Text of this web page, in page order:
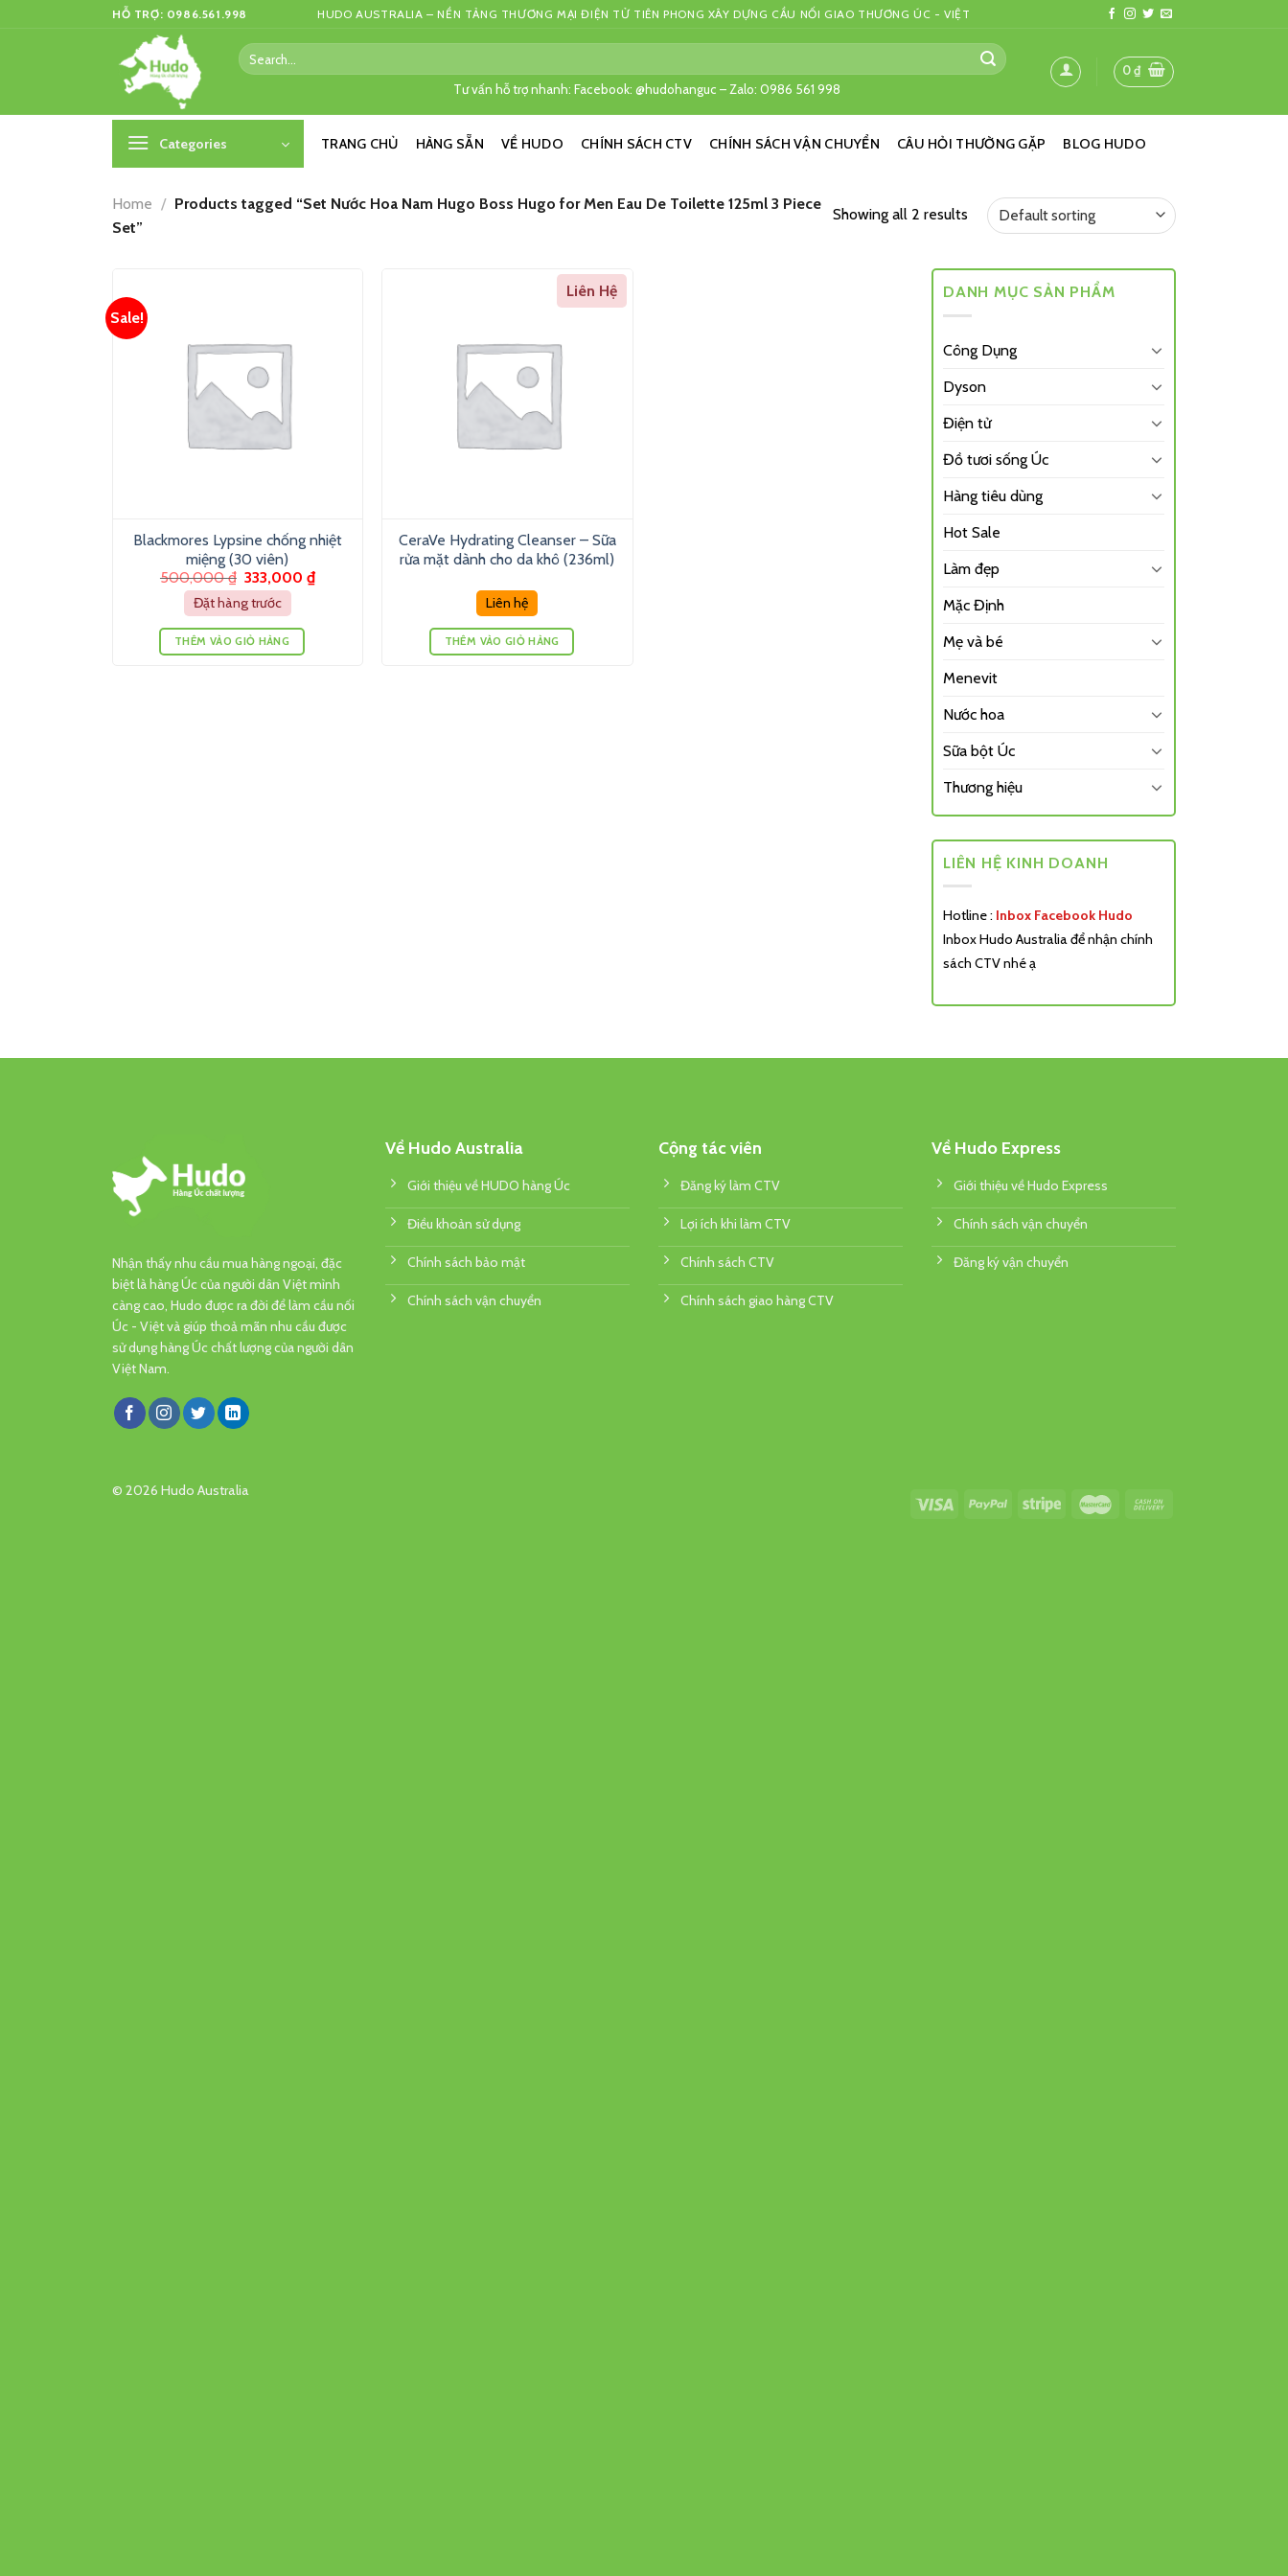
HỖ TRỢ: 0986.561.998 HUDO AUSTRALIA – NỀN TẢNG THƯƠNG MẠI ĐIỆN TỬ TIÊN PHONG XÂY DỰNG CẦU NỐI GIAO THƯƠNG ÚC - VIỆT
Search
for:
Tư vấn hỗ trợ nhanh: Facebook: @hudohanguc – Zalo: 0986 561 998
0₫
Categories TRANG CHỦ HÀNG SẴN VỀ HUDO CHÍNH SÁCH CTV CHÍNH SÁCH VẬN CHUYỂN CÂU HỎI THƯỜNG GẶP BLOG HUDO
Home / Products tagged “Set Nước Hoa Nam Hugo Boss Hugo for Men Eau De Toilette 125ml 3 Piece
Set”
Showing all 2 results
Sale!
Blackmores Lypsine chống nhiệt
miệng (30 viên)
500,000₫ 333,000 ₫
Đặt hàng trước
THÊM VÀO GIỎ HÀNG
Liên Hệ
CeraVe Hydrating Cleanser – Sữa
rửa mặt dành cho da khô (236ml)
Liên hệ
THÊM VÀO GIỎ HÀNG
DANH MỤC SẢN PHẨM
Công Dụng
Dyson
Điện tử
Đồ tươi sống Úc
Hàng tiêu dùng
Hot Sale
Làm đẹp
Mặc Định
Mẹ và bé
Menevit
Nước hoa
Sữa bột Úc
Thương hiệu
LIÊN HỆ KINH DOANH
Hotline : Inbox Facebook Hudo
Inbox Hudo Australia để nhận chính
sách CTV nhé ạ
Nhận thấy nhu cầu mua hàng ngoại, đặc
biệt là hàng Úc của người dân Việt mình
càng cao, Hudo được ra đời để làm cầu nối
Úc - Việt và giúp thoả mãn nhu cầu được
sử dụng hàng Úc chất lượng của người dân
Việt Nam.
Về Hudo Australia
Giới thiệu về HUDO hàng Úc
Điều khoản sử dụng
Chính sách bảo mật
Chính sách vận chuyển
Cộng tác viên
Đăng ký làm CTV
Lợi ích khi làm CTV
Chính sách CTV
Chính sách giao hàng CTV
Về Hudo Express
Giới thiệu về Hudo Express
Chính sách vận chuyển
Đăng ký vận chuyển
© 2026 Hudo Australia